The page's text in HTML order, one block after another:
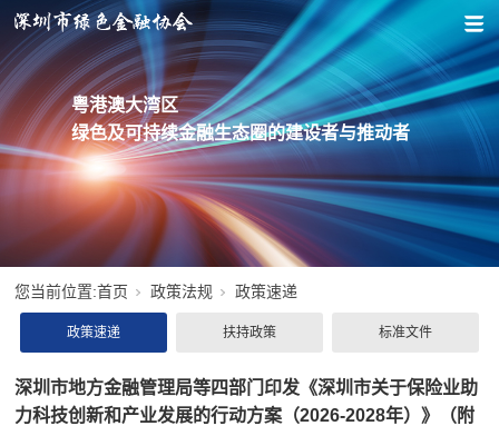
粤港澳大湾区
绿色及可持续金融生态圈的建设者与推动者
您当前位置:首页 政策法规 政策速递
政策速递 扶持政策 标准文件
深圳市地方金融管理局等四部门印发《深圳市关于保险业助
力科技创新和产业发展的行动方案（2026-2028年）》（附